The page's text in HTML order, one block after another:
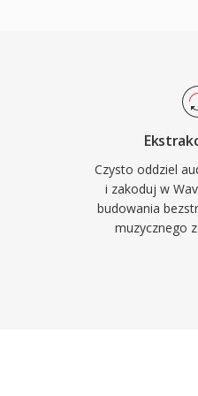
wspolczesnym
na licencji
FFmpeg i wieloma
bogate
cue i wartosci
nawet najbardziej
Czysto oddziel
i zakoduj w
budowania
muzycznego